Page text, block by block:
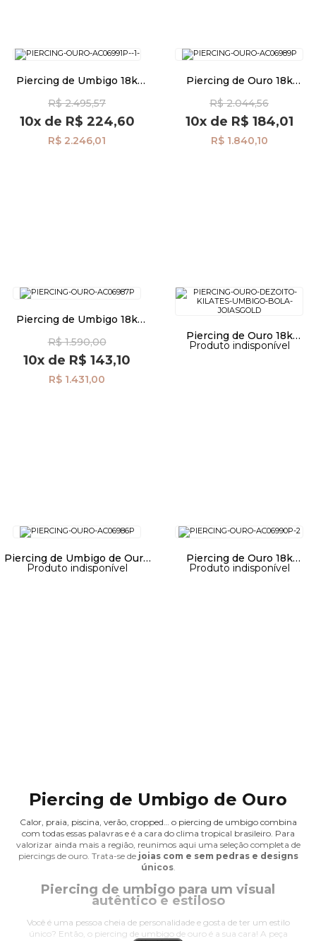
Piercing de Umbigo 18k
ac06991
R$ 2.495,57
10xde R$ 224,60
R$ 2.246,01
Piercing de Ouro 18k
Zircônia ac06989
R$ 2.044,56
10xde R$ 184,01
R$ 1.840,10
Piercing de Umbigo 18k
R$ 1.590,00
10x de R$ 143,10
R$ 1.431,00
Piercing de Ouro 18k
Umbigo Bola ac07596
Produto indisponível
Piercing de Umbigo de Ouro
18k Bola Lisa ac06986
Produto indisponível
Piercing de Ouro 18k
Umbigo Estrela com Zircônia
Produto indisponível
Piercing de Umbigo de Ouro
Calor, praia, piscina, verão, cropped… o piercing de umbigo combina
com todas essas palavras e é a cara do clima tropical brasileiro. Para
valorizar ainda mais a região, reunimos aqui uma seleção completa de
piercings de ouro. Trata-se de joias com e sem pedras e designs
únicos.
Piercing de umbigo para um visual
autêntico e estiloso
Você é uma pessoa cheia de personalidade e gosta de ter um estilo
único? Então, o piercing de umbigo de ouro é a sua cara! A peça